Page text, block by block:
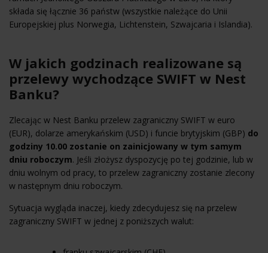
składa się łącznie 36 państw (wszystkie należące do Unii
Europejskiej plus Norwegia, Lichtenstein, Szwajcaria i Islandia).
W jakich godzinach realizowane są
przelewy wychodzące SWIFT w Nest
Banku?
Zlecając w Nest Banku przelew zagraniczny SWIFT w euro
(EUR), dolarze amerykańskim (USD) i funcie brytyjskim (GBP) do
godziny 10.00 zostanie on zainicjowany w tym samym
dniu roboczym. Jeśli złożysz dyspozycję po tej godzinie, lub w
dniu wolnym od pracy, to przelew zagraniczny zostanie zlecony
w następnym dniu roboczym.
Sytuacja wygląda inaczej, kiedy zdecydujesz się na przelew
zagraniczny SWIFT w jednej z poniższych walut: